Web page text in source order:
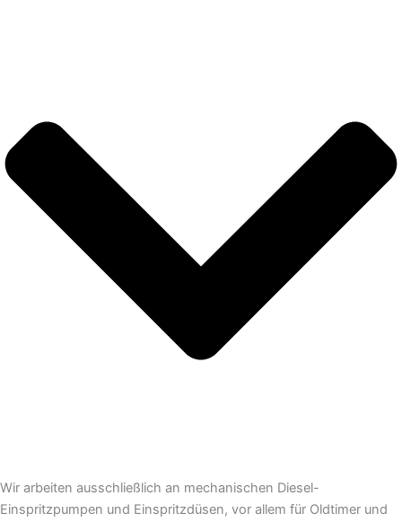
Wir arbeiten ausschließlich an mechanischen Diesel-
Einspritzpumpen und Einspritzdüsen, vor allem für Oldtimer und